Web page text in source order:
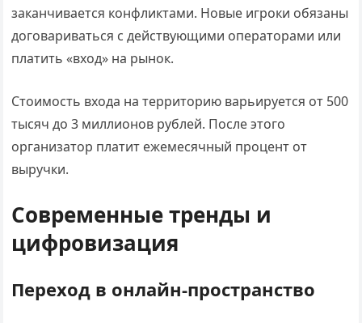
заканчивается конфликтами. Новые игроки обязаны
договариваться с действующими операторами или
платить «вход» на рынок.
Стоимость входа на территорию варьируется от 500
тысяч до 3 миллионов рублей. После этого
организатор платит ежемесячный процент от
выручки.
Современные тренды и
цифровизация
Переход в онлайн-пространство